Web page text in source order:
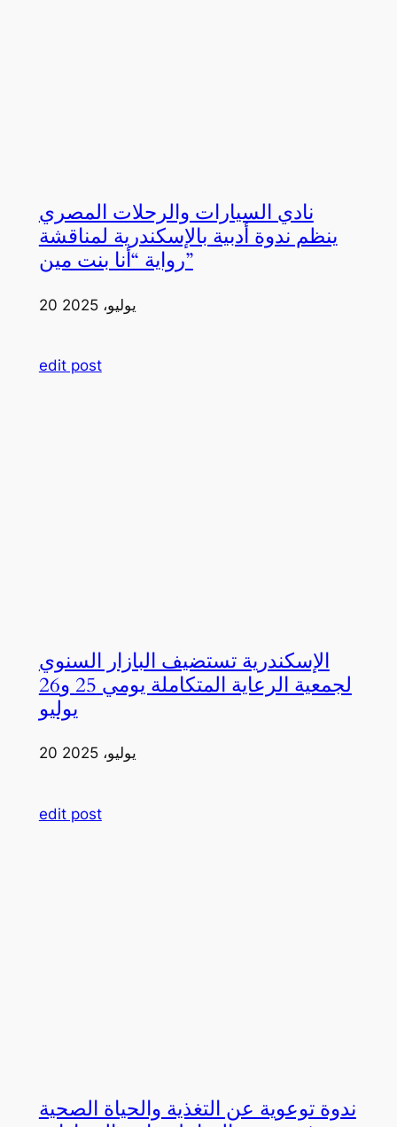
نادي السيارات والرحلات المصري
ينظم ندوة أدبية بالإسكندرية لمناقشة
رواية “أنا بنت مين”
20 يوليو، 2025
edit post
الإسكندرية تستضيف البازار السنوي
لجمعية الرعاية المتكاملة يومي 25 و26
يوليو
20 يوليو، 2025
edit post
ندوة توعوية عن التغذية والحياة الصحية